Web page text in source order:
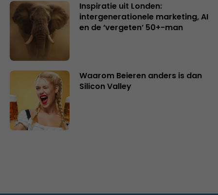
Inspiratie uit Londen:
intergenerationele marketing, AI
en de ‘vergeten’ 50+-man
Waarom Beieren anders is dan
Silicon Valley